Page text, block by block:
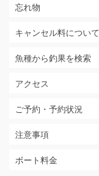
忘れ物
キャンセル料について
魚種から釣果を検索
アクセス
ご予約・予約状況
注意事項
ボート料金